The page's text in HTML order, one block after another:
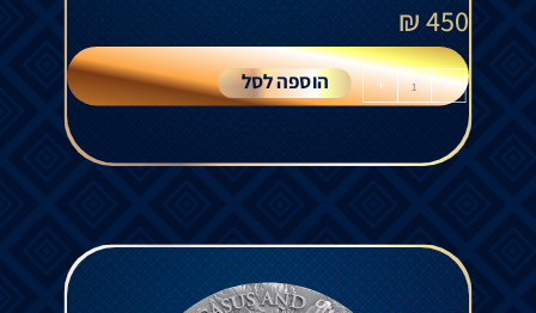
450
₪
-
+ הוספה לסל